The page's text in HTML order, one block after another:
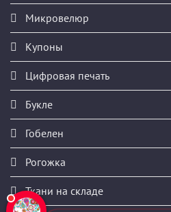
Микровелюр
Купоны
Цифровая печать
Букле
Гобелен
Рогожка
Ткани на складе